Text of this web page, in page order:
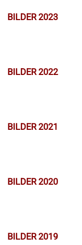
BILDER 2023
BILDER 2022
BILDER 2021
BILDER 2020
BILDER 2019